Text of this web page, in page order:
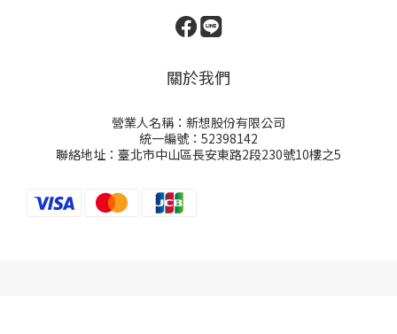
關於我們
營業人名稱：新想股份有限公司
統一編號：52398142
聯絡地址：臺北市中山區長安東路2段230號10樓之5